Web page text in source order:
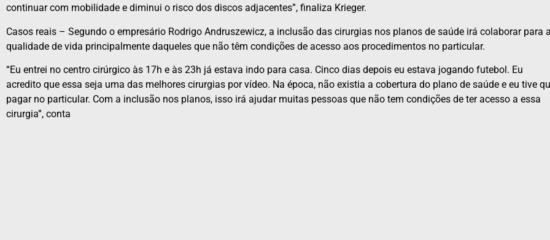
continuar com mobilidade e diminui o risco dos discos adjacentes”, finaliza Krieger.
Casos reais – Segundo o empresário Rodrigo Andruszewicz, a inclusão das cirurgias nos planos de saúde irá colaborar para
qualidade de vida principalmente daqueles que não têm condições de acesso aos procedimentos no particular.
“Eu entrei no centro cirúrgico às 17h e às 23h já estava indo para casa. Cinco dias depois eu estava jogando futebol. Eu
acredito que essa seja uma das melhores cirurgias por vídeo. Na época, não existia a cobertura do plano de saúde e eu tive
pagar no particular. Com a inclusão nos planos, isso irá ajudar muitas pessoas que não tem condições de ter acesso a essa
cirurgia”, conta